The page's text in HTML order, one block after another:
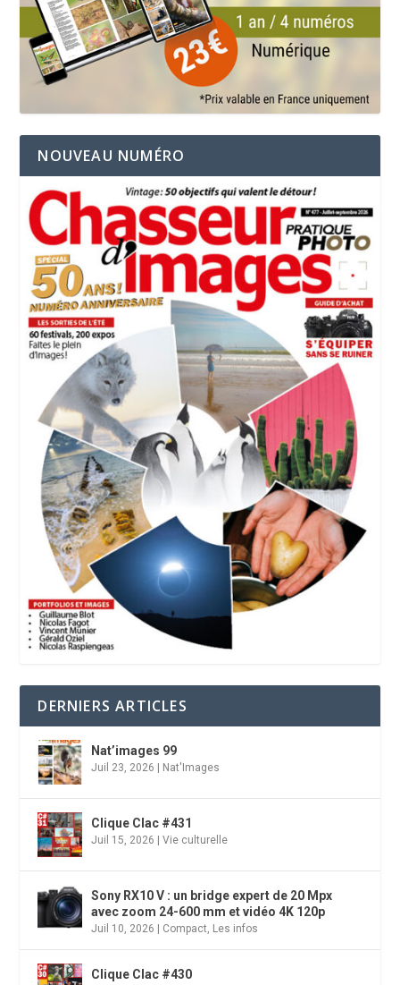
NOUVEAU NUMÉRO
DERNIERS ARTICLES
Nat’images 99
Juil 23, 2026 | Nat'Images
Clique Clac #431
Juil 15, 2026 |Vie culturelle
Sony RX10 V : un bridge expert de 20 Mpx
avec zoom 24-600 mm et vidéo 4K 120p
Juil 10, 2026 | Compact Les infos
Clique Clac #430